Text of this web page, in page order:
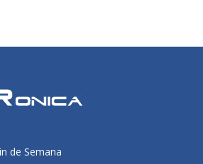
de Semana